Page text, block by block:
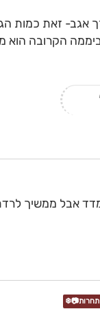
הקרובה הוא
אבל ממשיך